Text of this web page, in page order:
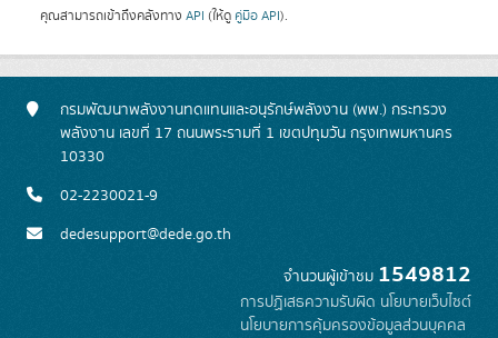
คุณสามารถเข้าถึงคลังทาง API (ให้ดู คู่มือ API).
กรมพัฒนาพลังงานทดแทนและอนุรักษ์พลังงาน (พพ.) กระทรวง
พลังงาน เลขที่ 17 ถนนพระรามที่ 1 เขตปทุมวัน กรุงเทพมหานคร
10330
02-2230021-9
dedesupport@dede.go.th
จำนวนผู้เข้าชม 1549812
การปฏิเสธความรับผิด นโยบายเว็บไซต์
นโยบายการคุ้มครองข้อมูลส่วนบุคคล